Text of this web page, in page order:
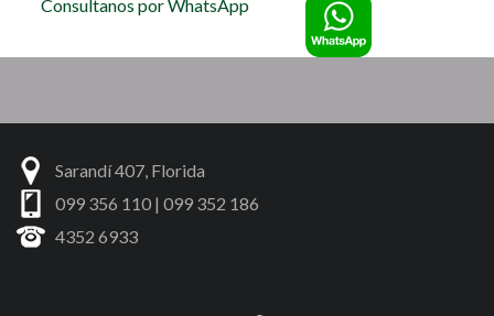
Consultanos por WhatsApp
Sarandí 407, Florida
099 356 110 | 099 352 186
4352 6933